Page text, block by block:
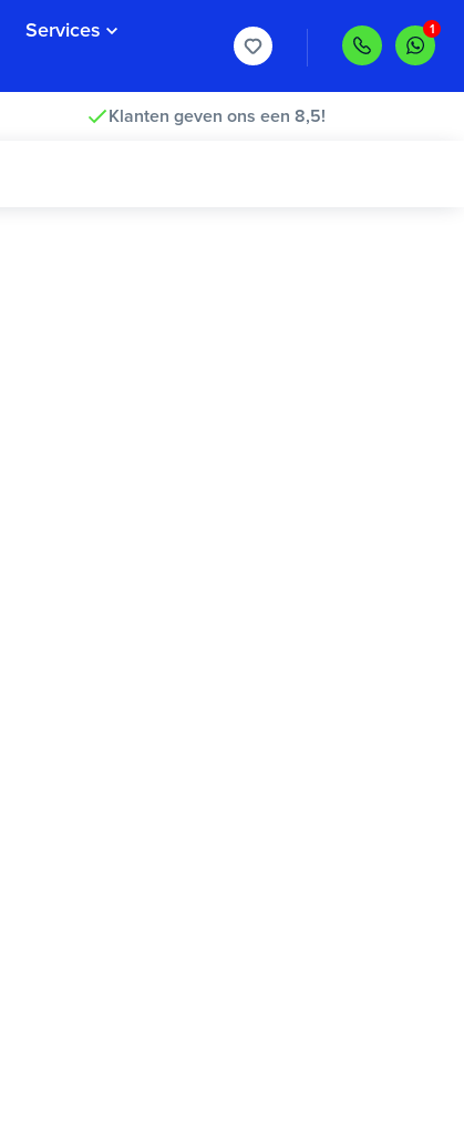
Services
Klanten geven ons een 8,5!